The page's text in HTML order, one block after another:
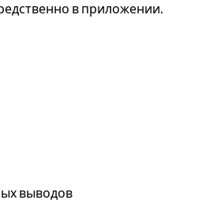
в приложении.
выводов